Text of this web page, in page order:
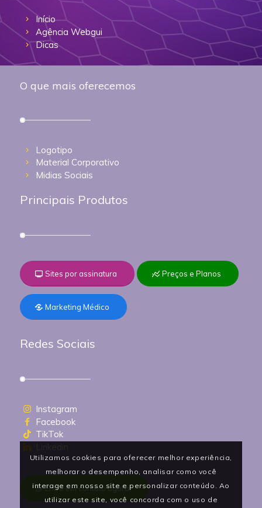
Início
Agência Webgui
Dicas
O que mais oferecemos
Logotipo
Material Corporativo
Midias Sociais
Principais Produtos
Sites por assinatura Preços e Planos
Marketing Médico
Redes Sociais
Instagram
Facebook
TikTok
Entre em contato agora!
Utilizamos cookies para oferecer melhor experiência,
melhorar o desempenho, analisar como você
interage em nosso site e personalizar conteúdo. Ao
utilizar este site, você concorda com o uso de